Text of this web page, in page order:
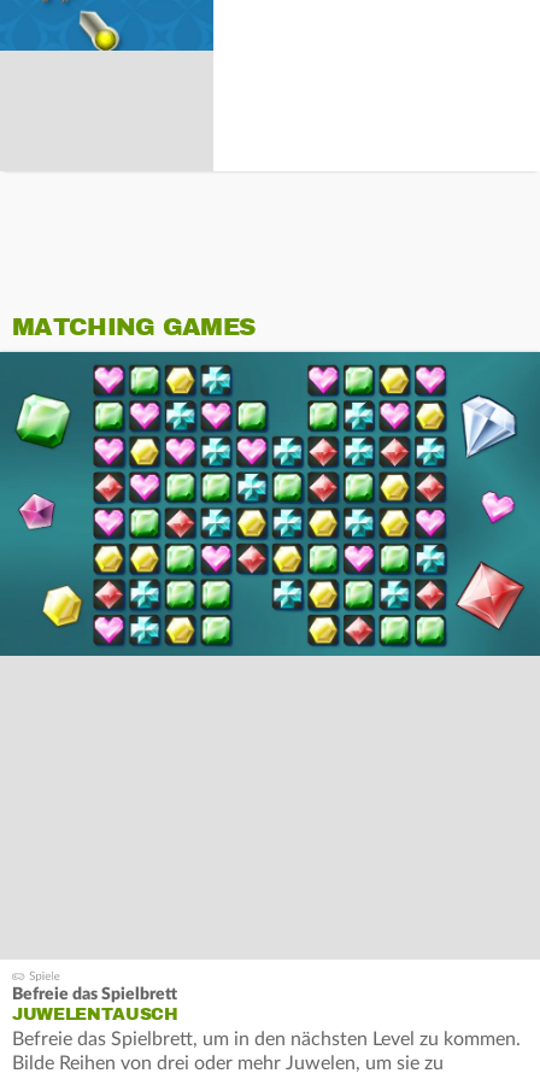
MATCHING GAMES
Befreie das Spielbrett
JUWELENTAUSCH
Befreie das Spielbrett, um in den nächsten Level zu kommen.
Bilde Reihen von drei oder mehr Juwelen, um sie zu